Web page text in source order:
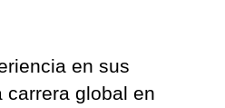
en sus
carrera global en